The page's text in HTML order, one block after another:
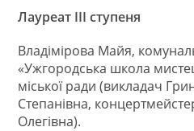
Лауреат ІІІ ступеня
Владімірова Майя,
«Ужгородська школа
міської ради (викладач
Степанівна,
Олегівна).